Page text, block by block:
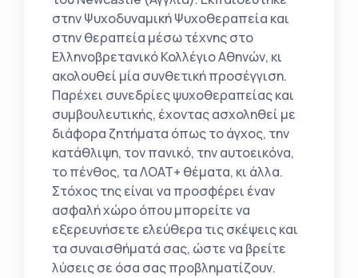
στην Ψυχοδυναμική Ψυχοθεραπεία και
στην θεραπεία μέσω τέχνης στο
Ελληνοβρετανικό Κολλέγιο Αθηνών, κι
ακολουθεί μία συνθετική προσέγγιση.
Παρέχει συνεδρίες ψυχοθεραπείας και
συμβουλευτικής, έχοντας ασχοληθεί με
διάφορα ζητήματα όπως το άγχος, την
κατάθλιψη, τον πανικό, την αυτοεικόνα,
το πένθος, τα ΛΟΑΤ+ θέματα, κι άλλα.
Στόχος της είναι να προσφέρει έναν
ασφαλή χώρο όπου μπορείτε να
εξερευνήσετε ελεύθερα τις σκέψεις και
τα συναισθήματά σας, ώστε να βρείτε
λύσεις σε όσα σας προβληματίζουν.